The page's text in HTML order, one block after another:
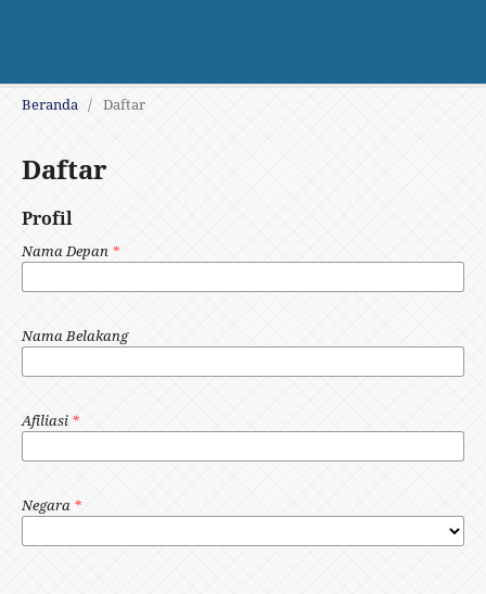
Beranda / Daftar
Daftar
Profil
Nama Depan *
Nama Belakang
Afiliasi *
Negara *